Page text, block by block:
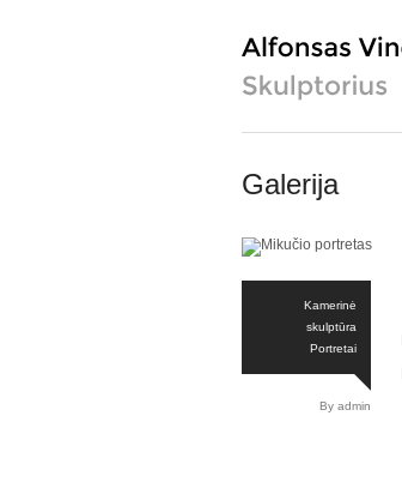
Galerija
Kamerinė
skulptūra
Portretai
By admin